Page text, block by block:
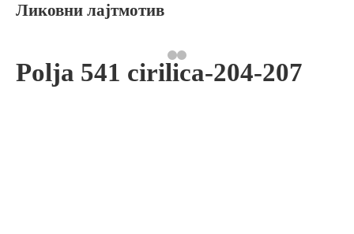
Ликовни лајтмотив
Polja 541 cirilica-204-207